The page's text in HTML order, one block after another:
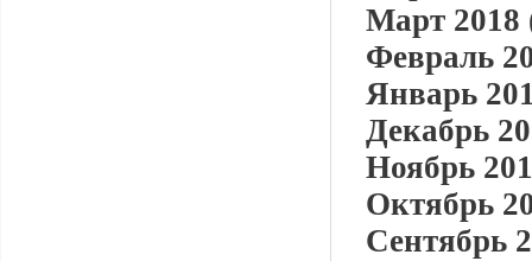
Март 2018
Февраль
Январь
Декабрь
Ноябрь
Октябрь
Сентябрь